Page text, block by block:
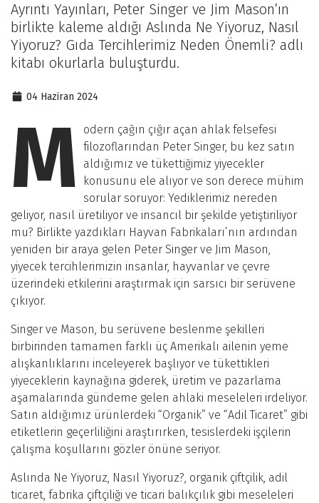
Ayrıntı Yayınları, Peter Singer ve Jim Mason’ın
birlikte kaleme aldığı Aslında Ne Yiyoruz, Nasıl
Yiyoruz? Gıda Tercihlerimiz Neden Önemli? adlı
kitabı okurlarla buluşturdu.
04 Haziran 2024
M
odern çağın çığır açan ahlak felsefesi
filozoflarından Peter Singer, bu kez satın
aldığımız ve tükettiğimiz yiyecekler
konusunu ele alıyor ve son derece mühim
sorular soruyor: Yediklerimiz nereden
geliyor, nasıl üretiliyor ve insancıl bir şekilde yetiştiriliyor
mu? Birlikte yazdıkları Hayvan Fabrikaları’nın ardından
yeniden bir araya gelen Peter Singer ve Jim Mason,
yiyecek tercihlerimizin insanlar, hayvanlar ve çevre
üzerindeki etkilerini araştırmak için sarsıcı bir serüvene
çıkıyor.
Singer ve Mason, bu serüvene beslenme şekilleri
birbirinden tamamen farklı üç Amerikalı ailenin yeme
alışkanlıklarını inceleyerek başlıyor ve tükettikleri
yiyeceklerin kaynağına giderek, üretim ve pazarlama
aşamalarında gündeme gelen ahlaki meseleleri irdeliyor.
Satın aldığımız ürünlerdeki “Organik” ve “Adil Ticaret” gibi
etiketlerin geçerliliğini araştırırken, tesislerdeki işçilerin
çalışma koşullarını gözler önüne seriyor.
Aslında Ne Yiyoruz, Nasıl Yiyoruz?, organik çiftçilik, adil
ticaret, fabrika çiftçiliği ve ticari balıkçılık gibi meseleleri